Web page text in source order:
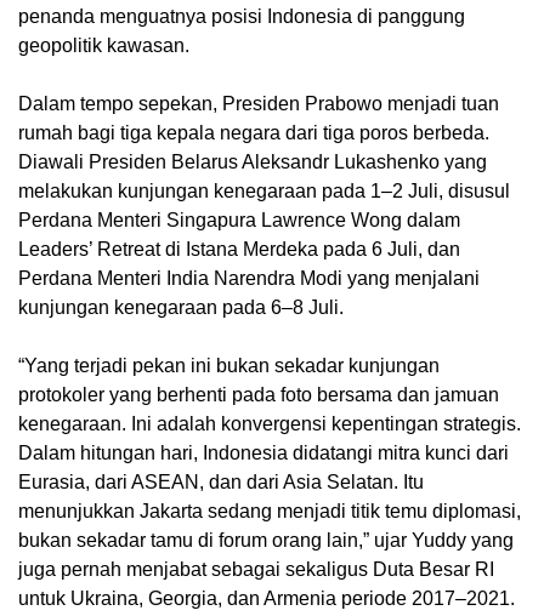
penanda menguatnya posisi Indonesia di panggung
geopolitik kawasan.
Dalam tempo sepekan, Presiden Prabowo menjadi tuan
rumah bagi tiga kepala negara dari tiga poros berbeda.
Diawali Presiden Belarus Aleksandr Lukashenko yang
melakukan kunjungan kenegaraan pada 1–2 Juli, disusul
Perdana Menteri Singapura Lawrence Wong dalam
Leaders’ Retreat di Istana Merdeka pada 6 Juli, dan
Perdana Menteri India Narendra Modi yang menjalani
kunjungan kenegaraan pada 6–8 Juli.
“Yang terjadi pekan ini bukan sekadar kunjungan
protokoler yang berhenti pada foto bersama dan jamuan
kenegaraan. Ini adalah konvergensi kepentingan strategis.
Dalam hitungan hari, Indonesia didatangi mitra kunci dari
Eurasia, dari ASEAN, dan dari Asia Selatan. Itu
menunjukkan Jakarta sedang menjadi titik temu diplomasi,
bukan sekadar tamu di forum orang lain,” ujar Yuddy yang
juga pernah menjabat sebagai sekaligus Duta Besar RI
untuk Ukraina, Georgia, dan Armenia periode 2017–2021.